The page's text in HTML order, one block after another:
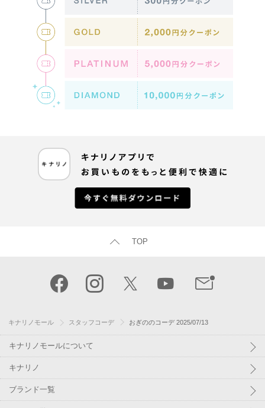
TOP
キナリノモール スタッフコーデ おぎののコーデ 2025/07/13
キナリノモールについて
キナリノ
ブランド一覧